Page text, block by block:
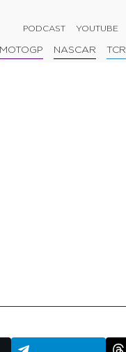
PODCAST YOUTUBE
MOTOGP NASCAR TCR